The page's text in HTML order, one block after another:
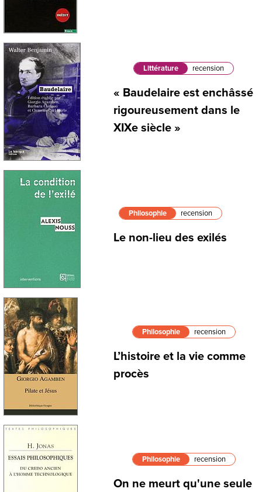
Littérature recension
« Baudelaire est enchâssé
rigoureusement dans le
XIXe siècle »
Philosophie recension
Le non-lieu des exilés
Philosophie recension
L’histoire et la vie comme
procès
Philosophie recension
On ne meurt qu'une seule